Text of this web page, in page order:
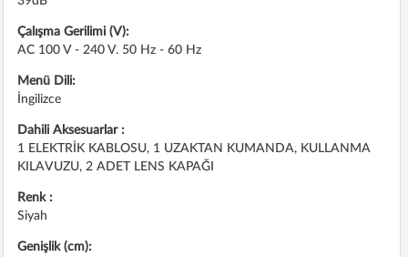
Çalışma Gerilimi (V):
AC 100 V - 240 V. 50 Hz - 60 Hz
Menü Dili:
İngilizce
Dahili Aksesuarlar :
1 ELEKTRİK KABLOSU, 1 UZAKTAN KUMANDA, KULLANMA
KILAVUZU, 2 ADET LENS KAPAĞI
Renk :
Siyah
Genişlik (cm):